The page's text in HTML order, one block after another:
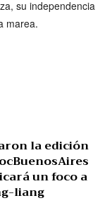
su independencia
marea.
la edición
un foco a
liang